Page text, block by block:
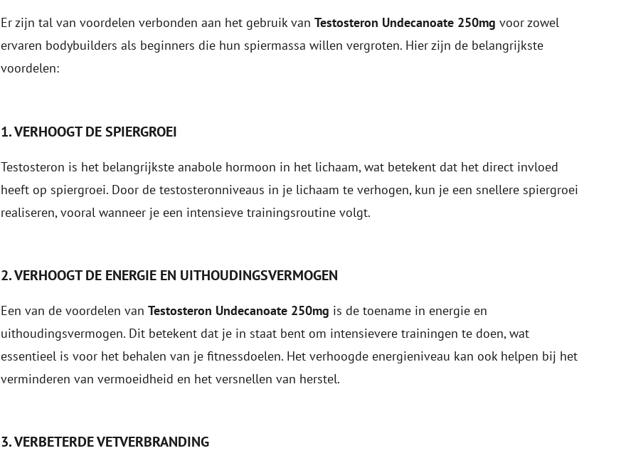
Er zijn tal van voordelen verbonden aan het gebruik van Testosteron Undecanoate 250mg voor zowel
ervaren bodybuilders als beginners die hun spiermassa willen vergroten. Hier zijn de belangrijkste
voordelen:
1. VERHOOGT DE SPIERGROEI
Testosteron is het belangrijkste anabole hormoon in het lichaam, wat betekent dat het direct invloed
heeft op spiergroei. Door de testosteronniveaus in je lichaam te verhogen, kun je een snellere spiergroei
realiseren, vooral wanneer je een intensieve trainingsroutine volgt.
2. VERHOOGT DE ENERGIE EN UITHOUDINGSVERMOGEN
Een van de voordelen van Testosteron Undecanoate 250mg is de toename in energie en
uithoudingsvermogen. Dit betekent dat je in staat bent om intensievere trainingen te doen, wat
essentieel is voor het behalen van je fitnessdoelen. Het verhoogde energieniveau kan ook helpen bij het
verminderen van vermoeidheid en het versnellen van herstel.
3. VERBETERDE VETVERBRANDING